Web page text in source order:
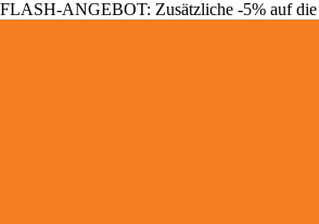
FLASH-ANGEBOT: Zusätzliche -5% auf die